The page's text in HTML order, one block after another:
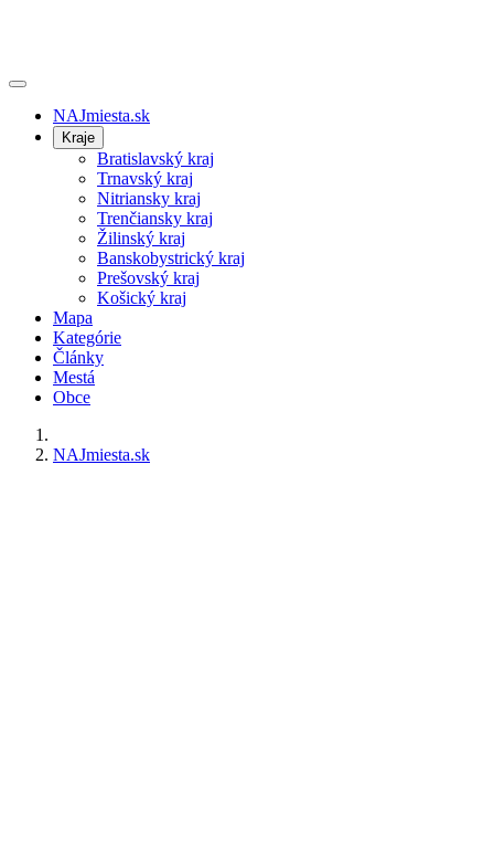
NAJmiesta.sk
Kraje
Bratislavský kraj
Trnavský kraj
Nitriansky kraj
Trenčiansky kraj
Žilinský kraj
Banskobystrický kraj
Prešovský kraj
Košický kraj
Mapa
Kategórie
Články
Mestá
Obce
NAJmiesta.sk